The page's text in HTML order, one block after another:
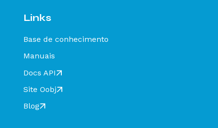
Status Operação não Realizada
Status Não Encontrado
Status Encerrado
Status Encerramento
Status Registro Multimodal (tpEvento = 110160)
Links
Base de conhecimento
Manuais
Docs API
Site Oobj
Blog